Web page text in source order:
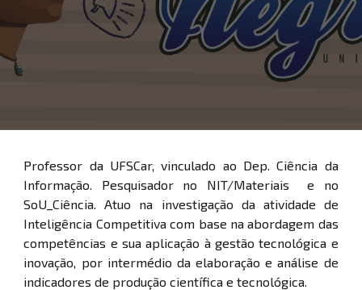
Professor da UFSCar, vinculado ao Dep. Ciência da
Informação. Pesquisador no NIT/Materiais e no
SoU_Ciência. Atuo na investigação da atividade de
Inteligência Competitiva com base na abordagem das
competências e sua aplicação à gestão tecnológica e
inovação, por intermédio da elaboração e análise de
indicadores de produção científica e tecnológica.